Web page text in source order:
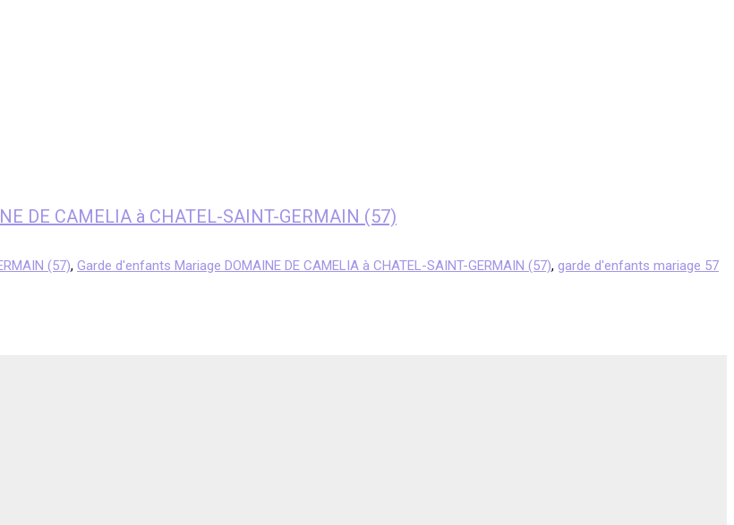
DE CAMELIA à CHATEL-SAINT-GERMAIN (57)
(57), Garde d'enfants Mariage DOMAINE DE CAMELIA à CHATEL-SAINT-GERMAIN (57), garde d'enfants mariage 57